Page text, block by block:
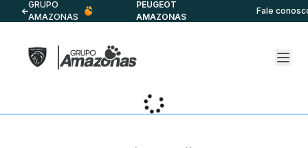
GRUPO
AMAZONAS
PEUGEOT
AMAZONAS
Fale